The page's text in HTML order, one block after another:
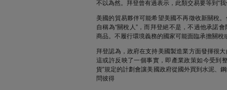
不以為然。拜登曾有過表示，此類交易要等到“
美國的貿易夥伴可能希望美國不再徵收新關稅
自稱為“關稅人”，而拜登絕不是，不過他承諾
商品。不履行環境義務的國家可能面臨承擔關稅
拜登認為，政府在支持美國製造業方面發揮很
這或許反映了一個事實，即產業政策如今受到
貨”規定的計劃會讓美國政府從國外買到水泥、
問彼得